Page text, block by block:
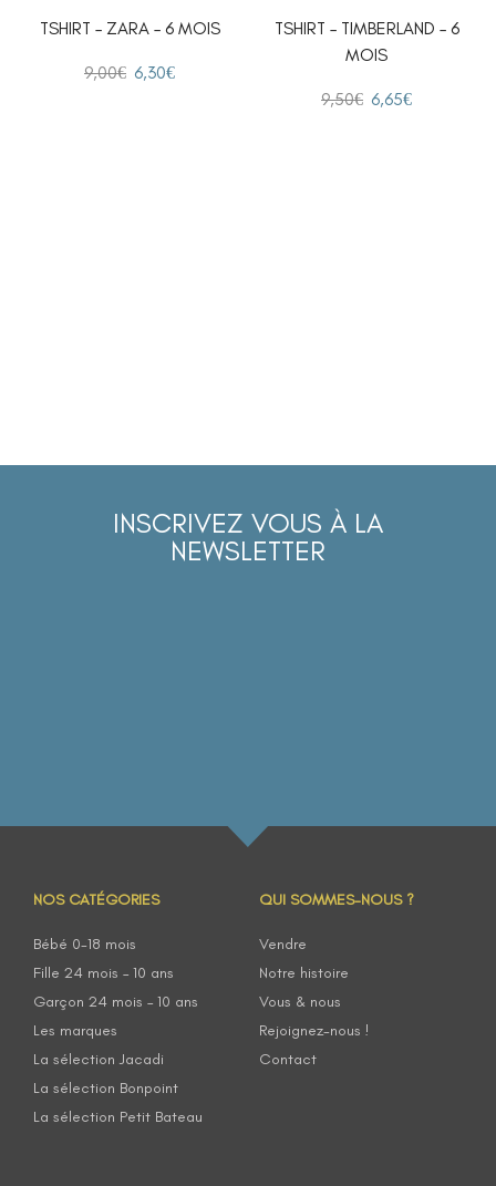
TSHIRT – ZARA – 6 MOIS
9,00€ 6,30€
TSHIRT – TIMBERLAND – 6
MOIS
9,50€ 6,65€
INSCRIVEZ VOUS À LA
NEWSLETTER
NOS CATÉGORIES
Bébé 0-18 mois
Fille 24 mois – 10 ans
Garçon 24 mois – 10 ans
Les marques
La sélection Jacadi
La sélection Bonpoint
La sélection Petit Bateau
QUI SOMMES-NOUS ?
Vendre
Notre histoire
Vous & nous
Rejoignez-nous !
Contact